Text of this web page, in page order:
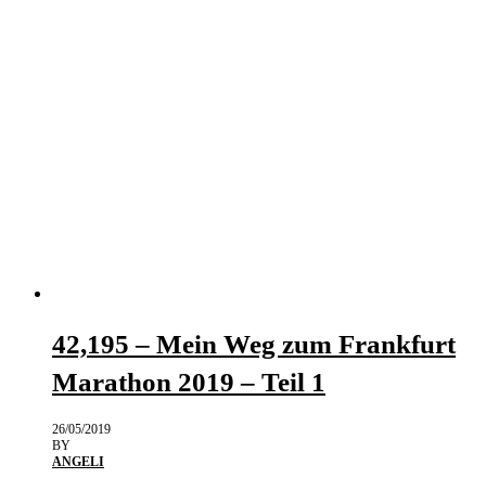
42,195 – Mein Weg zum Frankfurt
Marathon 2019 – Teil 1
26/05/2019
BY
ANGELI